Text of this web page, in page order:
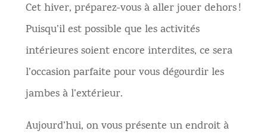
Cet hiver, préparez-vous à aller jouer dehors !
Puisqu’il est possible que les activités
intérieures soient encore interdites, ce sera
l’occasion parfaite pour vous dégourdir les
jambes à l’extérieur.
Aujourd’hui, on vous présente un endroit à